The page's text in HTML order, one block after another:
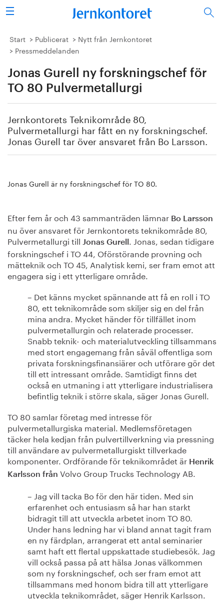
Sök
Stålindustrin
Forskning/utbildning
Energi/miljö
Vi tycker
Bildbank
Om oss
Start Publicerat
Nytt från Jernkontoret
Pressmeddelanden
Jonas Gurell ny forskningschef för
TO 80 Pulvermetallurgi
Jernkontorets Teknikområde 80,
Pulvermetallurgi har fått en ny forskningschef.
Jonas Gurell tar över ansvaret från Bo Larsson.
Jonas Gurell är ny forskningschef för TO 80.
Efter fem år och 43 sammanträden lämnar Bo Larsson
nu över ansvaret för Jernkontorets teknikområde 80,
Pulvermetallurgi till Jonas Gurell . Jonas, sedan tidigare
forskningschef i TO 44, Oförstörande provning och
mätteknik och TO 45, Analytisk kemi, ser fram emot att
engagera sig i ett ytterligare område.
– Det känns mycket spännande att få en roll i TO
80, ett teknikområde som skiljer sig en del från
mina andra. Mycket händer för tillfället inom
pulvermetallurgin och relaterade processer.
Snabb teknik- och materialutveckling tillsammans
med stort engagemang från såväl offentliga som
privata forskningsfinansiärer och utförare gör det
till ett intressant område. Samtidigt finns det
också en utmaning i att ytterligare industrialisera
befintlig teknik i större skala, säger Jonas Gurell.
TO 80 samlar företag med intresse för
pulvermetallurgiska material. Medlemsföretagen
täcker hela kedjan från pulvertillverkning via pressning
till användare av pulvermetallurgiskt tillverkade
komponenter. Ordförande för teknikområdet är Henrik
Karlsson från Volvo Group Trucks Technology AB.
– Jag vill tacka Bo för den här tiden. Med sin
erfarenhet och entusiasm så har han starkt
bidragit till att utveckla arbetet inom TO 80.
Under hans ledning har vi bland annat tagit fram
en ny färdplan, arrangerat ett antal seminarier
samt haft ett flertal uppskattade studiebesök. Jag
vill också passa på att hälsa Jonas välkommen
som ny forskningschef, och ser fram emot att
tillsammans med honom bidra till att ytterligare
utveckla teknikområdet, säger Henrik Karlsson.